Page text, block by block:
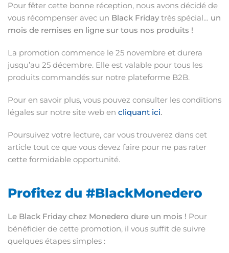
Pour fêter cette bonne réception, nous avons décidé de
vous récompenser avec un Black Friday très spécial… un
mois de remises en ligne sur tous nos produits !
La promotion commence le 25 novembre et durera
jusqu’au 25 décembre. Elle est valable pour tous les
produits commandés sur notre plateforme B2B.
Pour en savoir plus, vous pouvez consulter les conditions
légales sur notre site web en cliquant ici.
Poursuivez votre lecture, car vous trouverez dans cet
article tout ce que vous devez faire pour ne pas rater
cette formidable opportunité.
Profitez du #BlackMonedero
Le Black Friday chez Monedero dure un mois ! Pour
bénéficier de cette promotion, il vous suffit de suivre
quelques étapes simples :